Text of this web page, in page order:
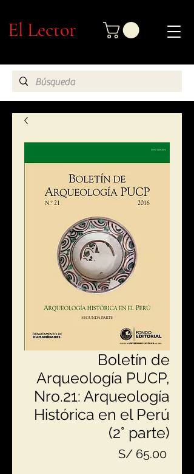
El Lector
Boletín de
Arqueología PUCP,
Nro.21: Arqueología
Histórica en el Perú
(2° parte)
S/ 65.00Precio